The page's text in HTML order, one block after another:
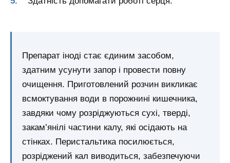
Препарат іноді стає єдиним засобом,
здатним усунути запор і провести повну
очищення. Приготовлений розчин викликає
всмоктування води в порожнині кишечника,
завдяки чому розріджуються сухі, тверді,
закам’янілі частини калу, які осідають на
стінках. Перистальтика посилюється,
розріджений кал виводиться, забезпечуючи